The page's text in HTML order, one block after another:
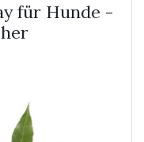
für Hunde -